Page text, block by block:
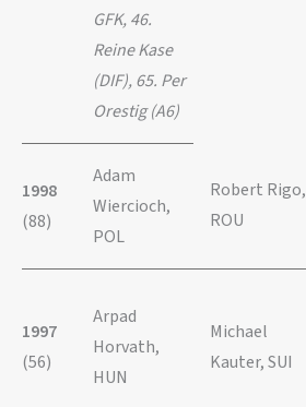
GFK, 46.
Reine Kase
(DIF), 65. Per
Orestig (A6)
1998
(88)
Adam
Wiercioch,
POL
Robert Rigo,
ROU
1997
(56)
Arpad
Horvath,
HUN
Michael
Kauter, SUI